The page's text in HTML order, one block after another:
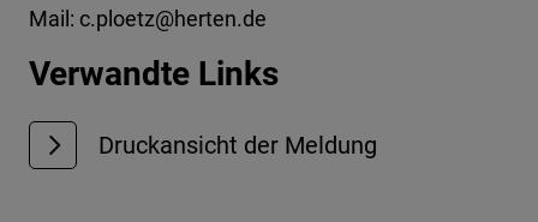
Mail: c.ploetz@herten.de
Verwandte Links
Druckansicht der Meldung